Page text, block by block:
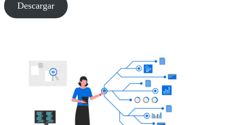
Descargar